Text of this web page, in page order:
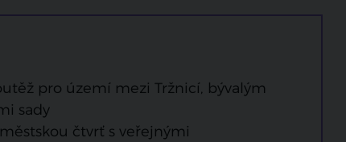
pro území mezi Tržnicí, bývalým
sady
čtvrť s veřejnými